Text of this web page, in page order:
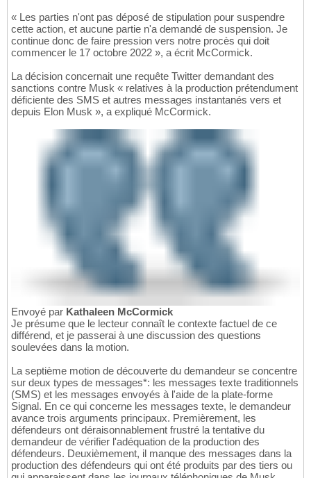
« Les parties n'ont pas déposé de stipulation pour suspendre
cette action, et aucune partie n'a demandé de suspension. Je
continue donc de faire pression vers notre procès qui doit
commencer le 17 octobre 2022 », a écrit McCormick.
La décision concernait une requête Twitter demandant des
sanctions contre Musk « relatives à la production prétendument
déficiente des SMS et autres messages instantanés vers et
depuis Elon Musk », a expliqué McCormick.
Envoyé par Kathaleen McCormick
Je présume que le lecteur connaît le contexte factuel de ce
différend, et je passerai à une discussion des questions
soulevées dans la motion.
La septième motion de découverte du demandeur se concentre
sur deux types de messages*: les messages texte traditionnels
(SMS) et les messages envoyés à l'aide de la plate-forme
Signal. En ce qui concerne les messages texte, le demandeur
avance trois arguments principaux. Premièrement, les
défendeurs ont déraisonnablement frustré la tentative du
demandeur de vérifier l'adéquation de la production des
défendeurs. Deuxièmement, il manque des messages dans la
production des défendeurs qui ont été produits par des tiers ou